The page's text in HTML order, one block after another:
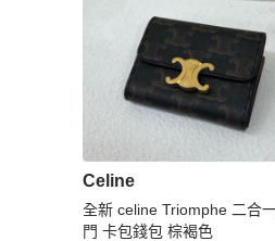
Celine
全新 celine Triomphe 二合
門 卡包錢包 棕褐色